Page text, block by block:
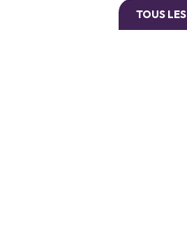
TOUS